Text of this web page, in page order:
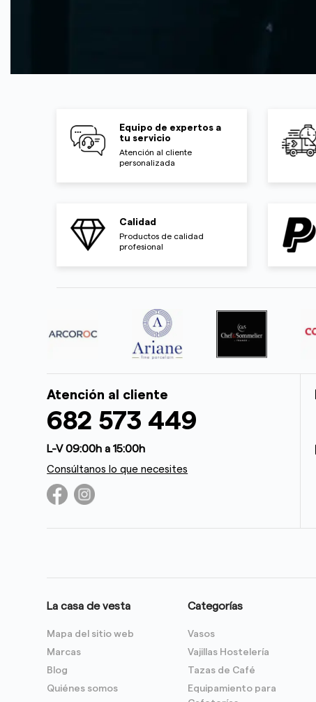
Equipo de expertos a
tu servicio
Atención al cliente
personalizada
Calidad
Productos de calidad
profesional
Atención al cliente
682 573 449
L-V 09:00h a 15:00h
Consúltanos lo que necesites
La casa de vesta
Mapa del sitio web
Marcas
Blog
Quiénes somos
Categorías
Vasos
Vajillas Hostelería
Tazas de Café
Equipamiento para